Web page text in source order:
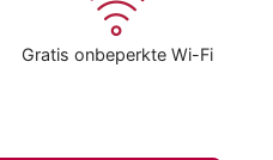
Gratis onbeperkte Wi-Fi